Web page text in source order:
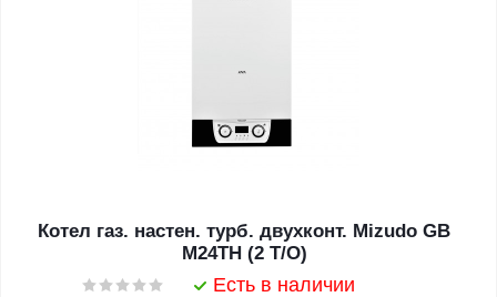
Котел газ. настен. турб. двухконт. Mizudo GB
M24TH (2 T/O)
Есть в наличии